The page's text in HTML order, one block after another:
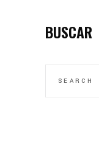
BUSCAR